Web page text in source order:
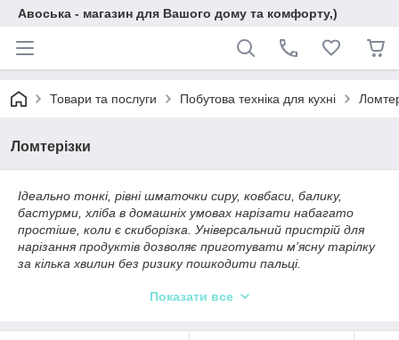
Авоська - магазин для Вашого дому та комфорту,)
Товари та послуги Побутова техніка для кухні
Ломтерізки
Ідеально тонкі, рівні шматочки сиру, ковбаси, балику,
бастурми, хліба в домашніх умовах нарізати набагато
простіше, коли є скиборізка. Універсальний пристрій для
нарізання продуктів дозволяє приготувати м'ясну тарілку
за кілька хвилин без ризику пошкодити пальці.
призначенню. Так є універсальні моделі, призначені для
Показати все